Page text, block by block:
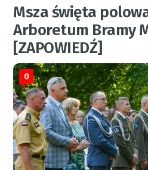
Msza święta
Arboretum Bramy
[ZAPOWIEDŹ]
0